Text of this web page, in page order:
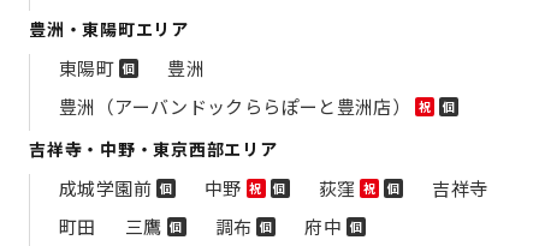
豊洲・東陽町エリア
東陽町 個
豊洲
豊洲（アーバンドックららぽーと豊洲店）
祝 個
吉祥寺・中野・東京西部エリア
成城学園前 個 中野 祝 個 荻窪 祝 個
吉祥寺
町田
三鷹 個 調布 個 府中 個